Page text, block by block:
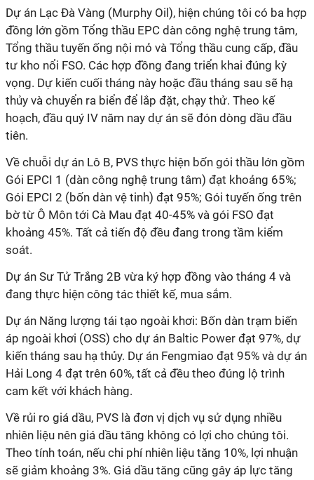
Dự án Lạc Đà Vàng (Murphy Oil), hiện chúng tôi có ba hợp
đồng lớn gồm Tổng thầu EPC dàn công nghệ trung tâm,
Tổng thầu tuyến ống nội mỏ và Tổng thầu cung cấp, đầu
tư kho nổi FSO. Các hợp đồng đang triển khai đúng kỳ
vọng. Dự kiến cuối tháng này hoặc đầu tháng sau sẽ hạ
thủy và chuyển ra biển để lắp đặt, chạy thử. Theo kế
hoạch, đầu quý IV năm nay dự án sẽ đón dòng dầu đầu
tiên.
Về chuỗi dự án Lô B, PVS thực hiện bốn gói thầu lớn gồm
Gói EPCI 1 (dàn công nghệ trung tâm) đạt khoảng 65%;
Gói EPCI 2 (bốn dàn vệ tinh) đạt 95%; Gói tuyến ống trên
bờ từ Ô Môn tới Cà Mau đạt 40-45% và gói FSO đạt
khoảng 45%. Tất cả tiến độ đều đang trong tầm kiểm
soát.
Dự án Sư Tử Trắng 2B vừa ký hợp đồng vào tháng 4 và
đang thực hiện công tác thiết kế, mua sắm.
Dự án Năng lượng tái tạo ngoài khơi: Bốn dàn trạm biến
áp ngoài khơi (OSS) cho dự án Baltic Power đạt 97%, dự
kiến tháng sau hạ thủy. Dự án Fengmiao đạt 95% và dự án
Hải Long 4 đạt trên 60%, tất cả đều theo đúng lộ trình
cam kết với khách hàng.
Về rủi ro giá dầu, PVS là đơn vị dịch vụ sử dụng nhiều
nhiên liệu nên giá dầu tăng không có lợi cho chúng tôi.
Theo tính toán, nếu chi phí nhiên liệu tăng 10%, lợi nhuận
sẽ giảm khoảng 3%. Giá dầu tăng cũng gây áp lực tăng